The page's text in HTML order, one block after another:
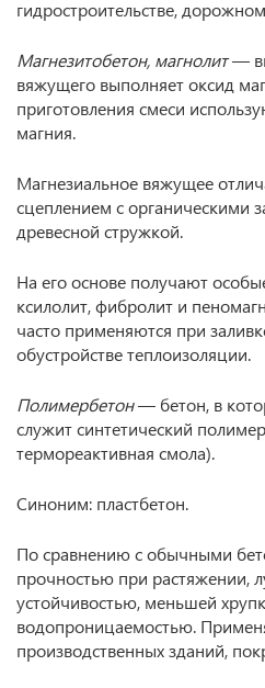
гидростроительстве,
Магнезитобетон, магнолит—
вяжущего выполняет оксид
приготовления смеси
магния.
Магнезиальное вяжущее
сцеплением с органическими
древесной стружкой.
На его основе получают
ксилолит, фибролит и
часто применяются при
обустройстве теплоизоляции.
Полимербетон— бетон, в
служит синтетический
термореактивная смола).
Синоним: пластбетон.
По сравнению с обычными
прочностью при растяжении,
устойчивостью, меньшей
водопроницаемостью.
производственных зданий,